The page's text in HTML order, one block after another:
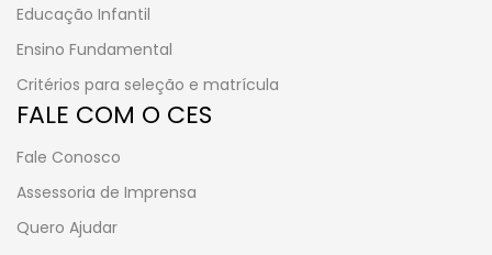
Educação Infantil
Ensino Fundamental
Critérios para seleção e matrícula
FALE COM O CES
Fale Conosco
Assessoria de Imprensa
Quero Ajudar